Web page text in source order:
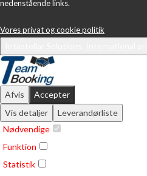
nedenstående links.
Vores privat og cookie politik
Afvis
Accepter
Vis detaljer
Leverandørliste
Nødvendige
Funktion
Statistik